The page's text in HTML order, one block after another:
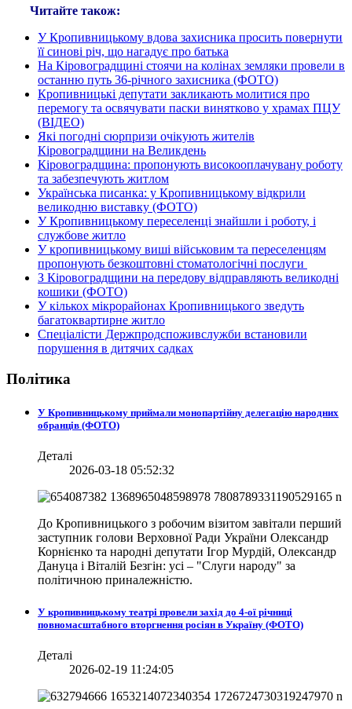
Читайте також:
У Кропивницькому вдова захисника просить повернути
її синові річ, що нагадує про батька
На Кіровоградщині стоячи на колінах земляки провели в
останню путь 36-річного захисника (ФОТО)
Кропивницькі депутати закликають молитися про
перемогу та освячувати паски винятково у храмах ПЦУ
(ВІДЕО)
Які погодні сюрпризи очікують жителів
Кіровоградщини на Великдень
Кіровоградщина: пропонують високооплачувану роботу
та забезпечують житлом
Українська писанка: у Кропивницькому відкрили
великодню виставку (ФОТО)
У Кропивницькому переселенці знайшли і роботу, і
службове житло
У кропивницькому виші військовим та переселенцям
пропонують безкоштовні стоматологічні послуги
З Кіровоградщини на передову відправляють великодні
кошики (ФОТО)
У кількох мікрорайонах Кропивницького зведуть
багатоквартирне житло
Спеціалісти Держпродспоживслужби встановили
порушення в дитячих садках
Політика
У Кропивницькому приймали монопартійну делегацію народних
обранців (ФОТО)
Деталі
2026-03-18 05:52:32
До Кропивницького з робочим візитом завітали перший
заступник голови Верховної Ради України Олександр
Корнієнко та народні депутати Ігор Мурдій, Олександр
Дануца і Віталій Безгін: усі – "Слуги народу" за
політичною приналежністю.
У кропивницькому театрі провели захід до 4-ої річниці
повномасштабного вторгнення росіян в Україну (ФОТО)
Деталі
2026-02-19 11:24:05